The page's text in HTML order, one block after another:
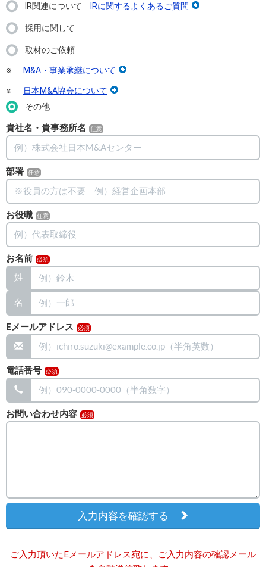
IR関連について IRに関するよくあるご質問
採用に関して
取材のご依頼
※ M&A・事業承継について
※
日本M&A協会について
その他
貴社名・貴事務所名
部署
お役職
お名前
姓
名
Eメールアドレス
電話番号
お問い合わせ内容
入力内容を確認する
ご入力頂いたEメールアドレス宛に、ご入力内容の確認メール